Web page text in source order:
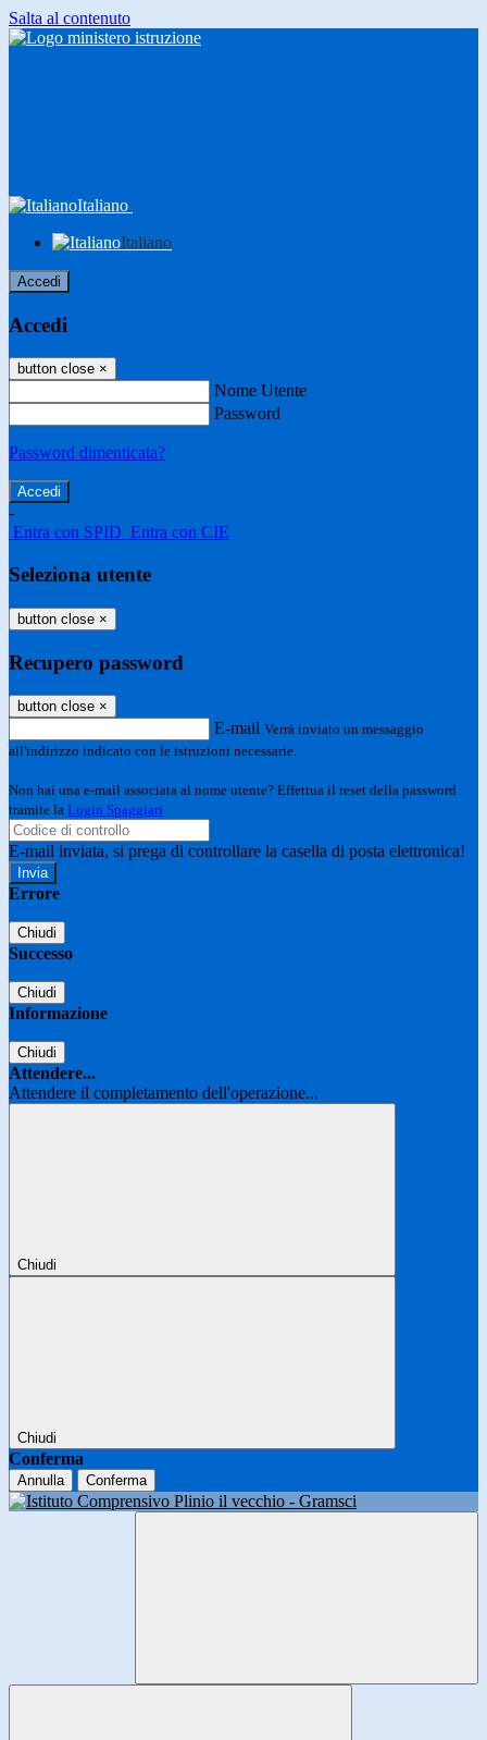
Salta al contenuto
Italiano
Italiano
Accedi
Accedi
button close ×
Nome Utente
Password
Password dimenticata?
-
Entra con SPID Entra con CIE
Seleziona utente
button close ×
Recupero password
button close ×
E-mail Verrà inviato un messaggio
all'indirizzo indicato con le istruzioni necessarie.
Non hai una e-mail associata al nome utente? Effettua il reset della password
tramite la Login Spaggiari
E-mail inviata, si prega di controllare la casella di posta elettronica!
Errore
Chiudi
Successo
Chiudi
Informazione
Chiudi
Attendere...
Attendere il completamento dell'operazione...
Chiudi
Chiudi
Conferma
Annulla Conferma